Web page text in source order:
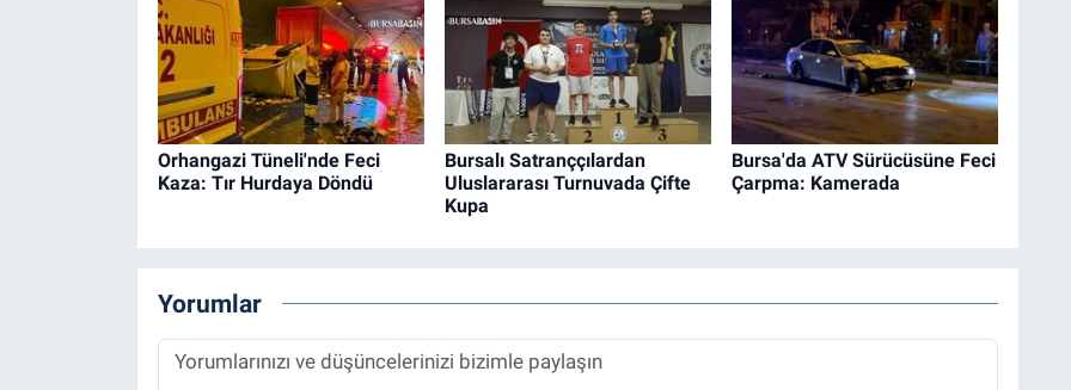
Orhangazi Tüneli'nde Feci
Kaza: Tır Hurdaya Döndü
Bursalı Satranççılardan
Uluslararası Turnuvada Çifte
Kupa
Bursa'da ATV Sürücüsüne Feci
Çarpma: Kamerada
Yorumlar